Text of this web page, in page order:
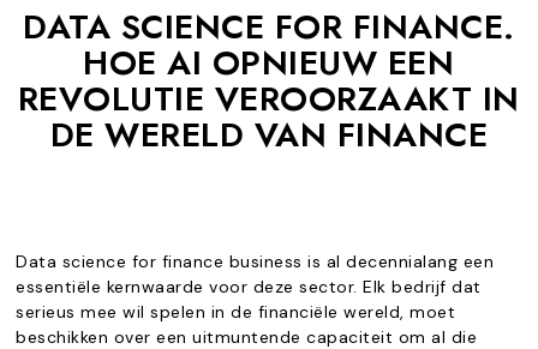
DATA SCIENCE FOR FINANCE.
HOE AI OPNIEUW EEN
REVOLUTIE VEROORZAAKT IN
DE WERELD VAN FINANCE
Data science for finance business is al decennialang een
essentiële kernwaarde voor deze sector. Elk bedrijf dat
serieus mee wil spelen in de financiële wereld, moet
beschikken over een uitmuntende capaciteit om al die